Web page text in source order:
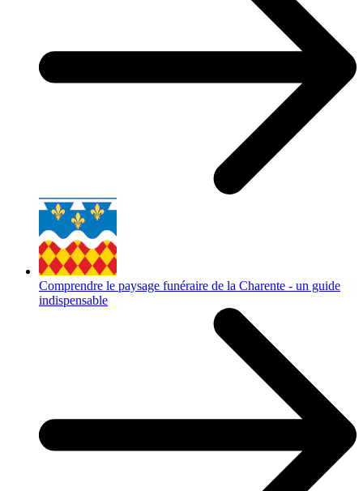
Comprendre le paysage funéraire de la Charente - un guide
indispensable